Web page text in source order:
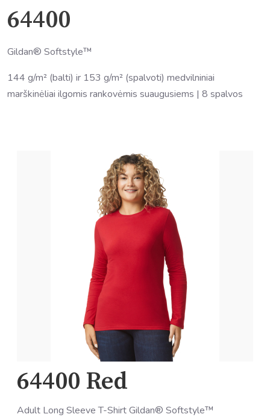
64400
Gildan® Softstyle™
144 g/m² (balti) ir 153 g/m² (spalvoti) medvilniniai
marškinėliai ilgomis rankovėmis suaugusiems | 8 spalvos
64400 Red
Adult Long Sleeve T-Shirt Gildan® Softstyle™